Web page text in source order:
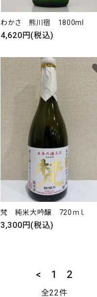
わかさ 熊川宿 1800ml
4,620円(税込)
梵 純米大吟醸 720ｍｌ
3,300円(税込)
< 1 2
全22件
検索する